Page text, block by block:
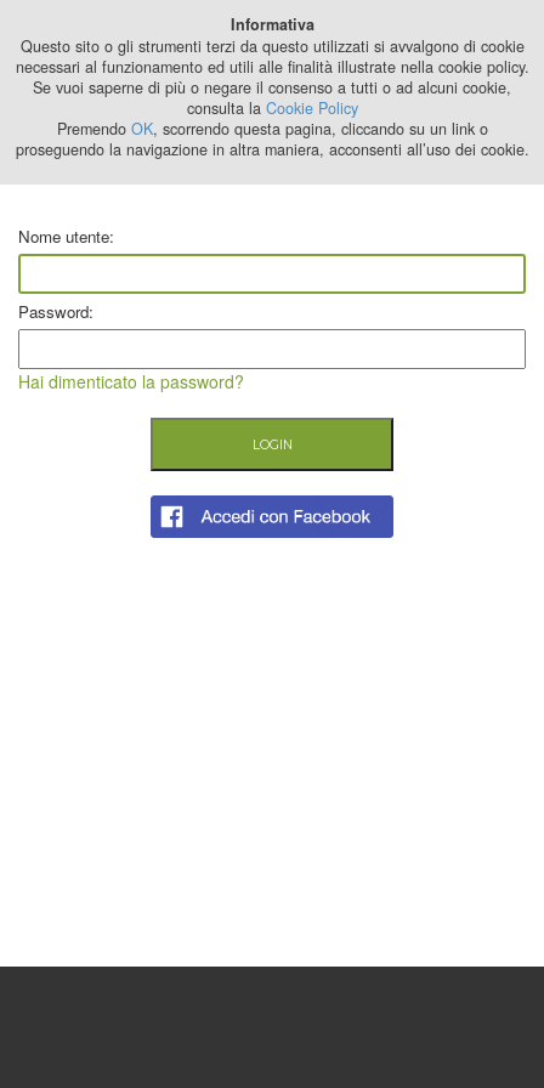
2024
Nome utente:
Password:
Hai dimenticato la password?
Informativa
Questo sito o gli strumenti terzi da questo utilizzati si avvalgono di cookie
necessari al funzionamento ed utili alle finalità illustrate nella cookie policy.
Se vuoi saperne di più o negare il consenso a tutti o ad alcuni cookie,
consulta la Cookie Policy
Premendo OK, scorrendo questa pagina, cliccando su un link o
proseguendo la navigazione in altra maniera, acconsenti all’uso dei cookie.